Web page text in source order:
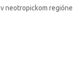
v neotropickom regióne